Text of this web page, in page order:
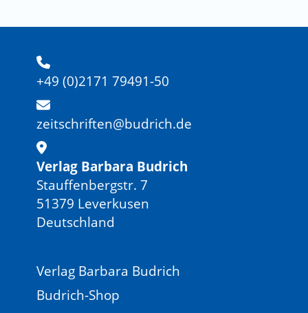
+49 (0)2171 79491-50
zeitschriften@budrich.de
Verlag Barbara Budrich
Stauffenbergstr. 7
51379 Leverkusen
Deutschland
Verlag Barbara Budrich
Budrich-Shop